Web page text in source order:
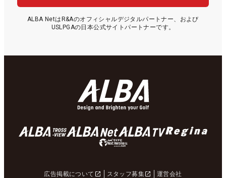
ALBA NetはR&Aのオフィシャルデジタルパートナー、および
USLPGAの日本公式サイトパートナーです。
広告掲載について スタッフ募集
運営会社